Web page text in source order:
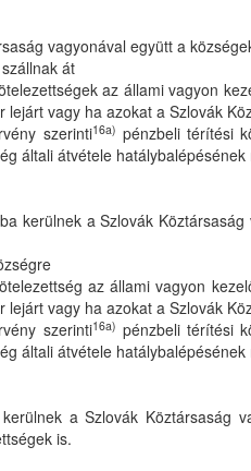
vagyonával együtt a
át
az állami vagyon
lejárt vagy ha azokat a Szlovák
szerinti16a) pénzbeli térítési
általi átvétele
kerülnek a Szlovák
az állami vagyon
lejárt vagy ha azokat a Szlovák
szerinti16a) pénzbeli térítési
általi átvétele
a Szlovák
is.